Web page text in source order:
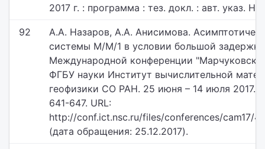
2017 г. : программа : тез. докл. : авт. указ.
92
А.А. Назаров, А.А. Анисимова.
системы M/M/1 в условии большой
Международной конференции
ФГБУ науки Институт вычислительной
геофизики СО РАН. 25 июня – 14 июля 2017.
641-647. URL:
http://conf.ict.nsc.ru/files/conferences/cam17/
(дата обращения: 25.12.2017).